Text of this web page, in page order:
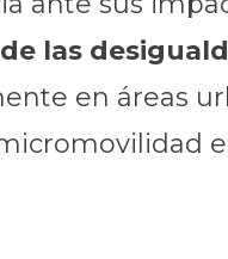
de las
en áreas